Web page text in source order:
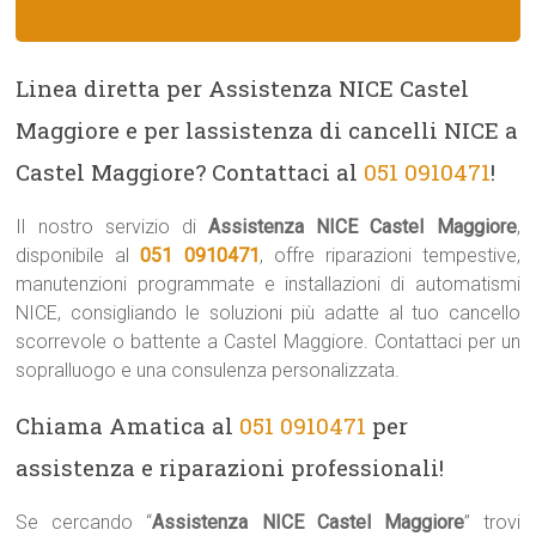
Linea diretta per Assistenza NICE Castel
Maggiore e per lassistenza di cancelli NICE a
Castel Maggiore? Contattaci al 051 0910471!
Il nostro servizio diAssistenza NICE Castel Maggiore,
disponibile al051 0910471, offre riparazioni tempestive,
manutenzioni programmate e installazioni di automatismi
NICE, consigliando le soluzioni più adatte al tuo cancello
scorrevole o battente a Castel Maggiore. Contattaci per un
sopralluogo e una consulenza personalizzata.
Chiama Amatica al 051 0910471 per
assistenza e riparazioni professionali!
Se cercando “Assistenza NICE Castel Maggiore” trovi